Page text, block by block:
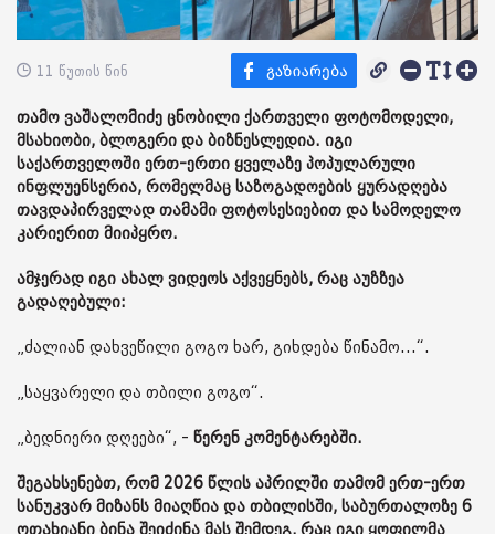
11 წუთის წინ
თამო ვაშალომიძე ცნობილი ქართველი ფოტომოდელი,
მსახიობი, ბლოგერი და ბიზნესლედია. იგი
საქართველოში ერთ-ერთი ყველაზე პოპულარული
ინფლუენსერია, რომელმაც საზოგადოების ყურადღება
თავდაპირველად თამამი ფოტოსესიებით და სამოდელო
კარიერით მიიპყრო.
ამჯერად იგი ახალ ვიდეოს აქვეყნებს, რაც აუზზეა
გადაღებული:
„ძალიან დახვეწილი გოგო ხარ, გიხდება წინამო...“.
„საყვარელი და თბილი გოგო“.
„ბედნიერი დღეები“, - წერენ კომენტარებში.
შეგახსენებთ, რომ 2026 წლის აპრილში თამომ ერთ-ერთ
სანუკვარ მიზანს მიაღწია და თბილისში, საბურთალოზე 6
ოთახიანი ბინა შეიძინა მას შემდეგ, რაც იგი ყოფილმა